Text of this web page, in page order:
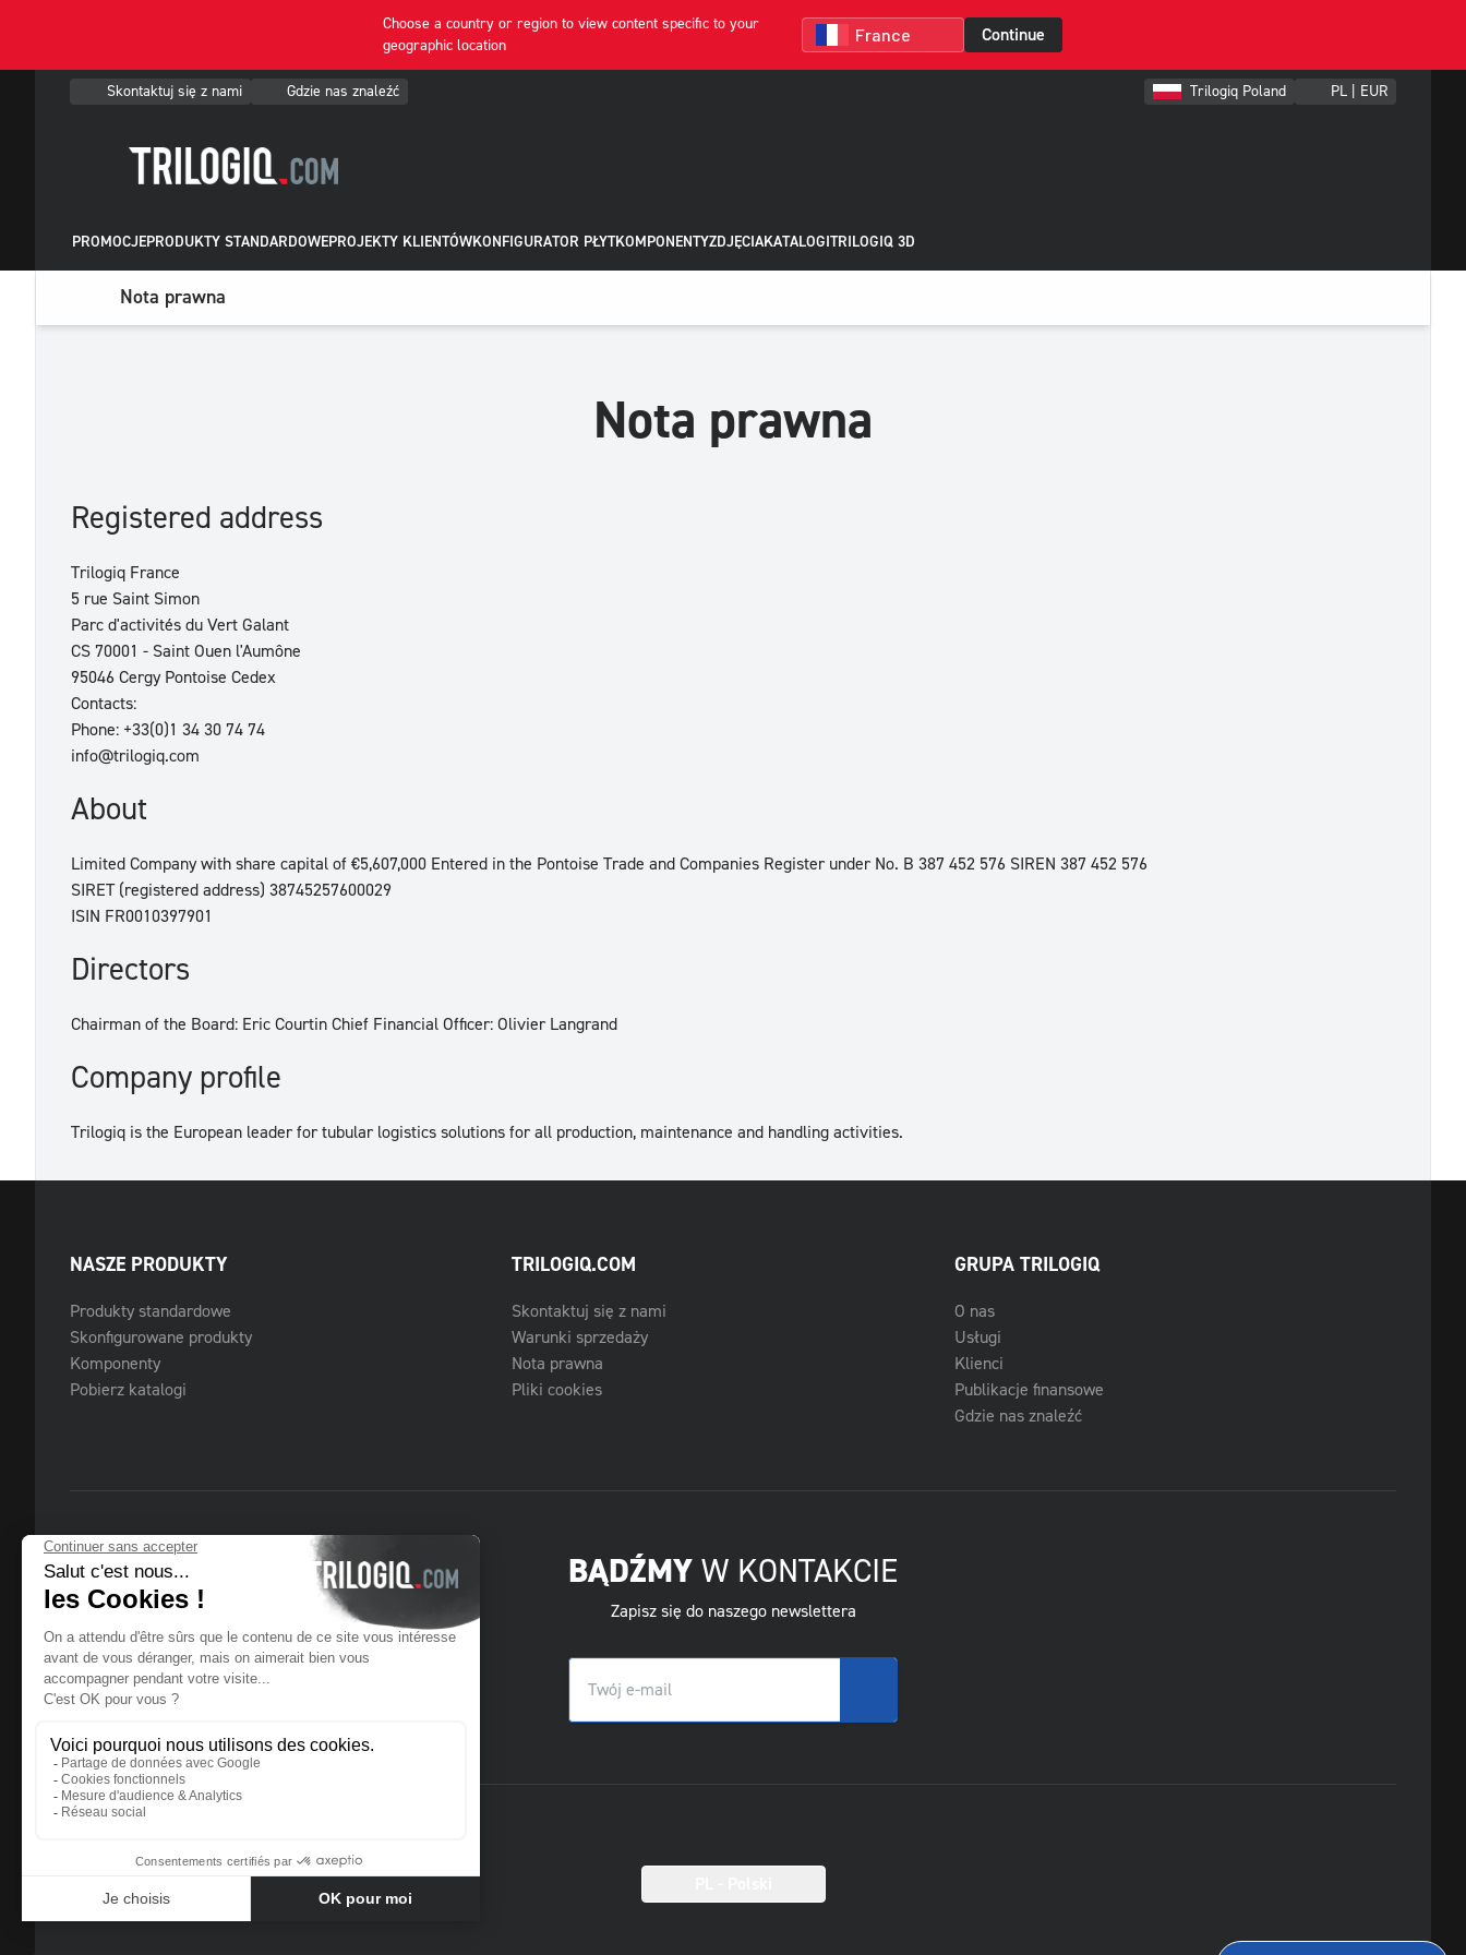
Choose a country or region to view content specific to your
geographic location
Continue
Skontaktuj się z nami Gdzie nas znaleźć Trilogiq Poland PL | EUR
PROMOCJEPRODUKTY STANDARDOWEPROJEKTY KLIENTÓWKONFIGURATOR PŁYTKOMPONENTYZDJĘCIAKATALOGITRILOGIQ 3D
Nota prawna
Nota prawna
Registered address
Trilogiq France
5 rue Saint Simon
Parc d'activités du Vert Galant
CS 70001 - Saint Ouen l'Aumône
95046 Cergy Pontoise Cedex
Contacts:
Phone: +33(0)1 34 30 74 74
info@trilogiq.com
About
Limited Company with share capital of €5,607,000 Entered in the Pontoise Trade and Companies Register under No. B 387 452 576 SIREN 387 452 576
SIRET (registered address) 38745257600029
ISIN FR0010397901
Directors
Chairman of the Board: Eric Courtin Chief Financial Officer: Olivier Langrand
Company profile
Trilogiq is the European leader for tubular logistics solutions for all production, maintenance and handling activities.
NASZE PRODUKTY
Produkty standardowe
Skonfigurowane produkty
Komponenty
Pobierz katalogi
TRILOGIQ.COM
Skontaktuj się z nami
Warunki sprzedaży
Nota prawna
Pliki cookies
GRUPA TRILOGIQ
O nas
Usługi
Klienci
Publikacje finansowe
Gdzie nas znaleźć
BĄDŹMY W KONTAKCIE
Zapisz się do naszego newslettera
Wszelkie prawa zastrzeżone.